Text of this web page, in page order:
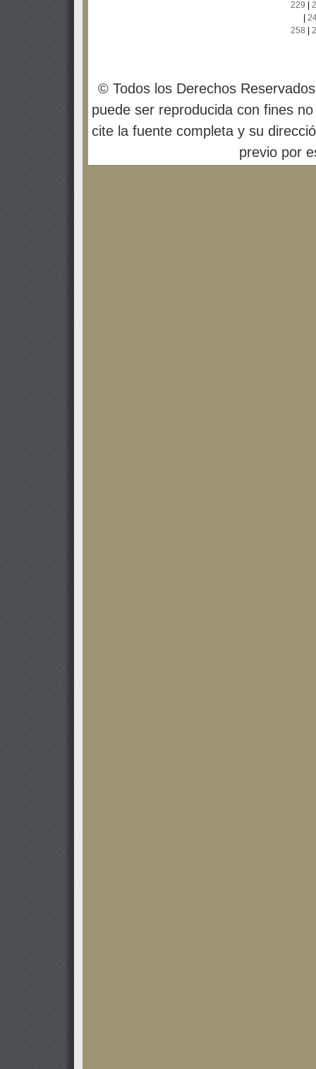
229
258
© Todos los Derechos
puede ser reproducida con fines
cite la fuente completa y su
previo por